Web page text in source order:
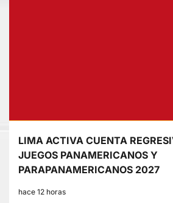
LIMA ACTIVA CUENTA
JUEGOS PANAMERICANOS Y
PARAPANAMERICANOS 2027
hace 12 horas